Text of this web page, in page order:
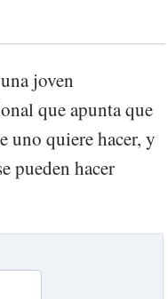
joven
que apunta que
uno quiere hacer, y
pueden hacer